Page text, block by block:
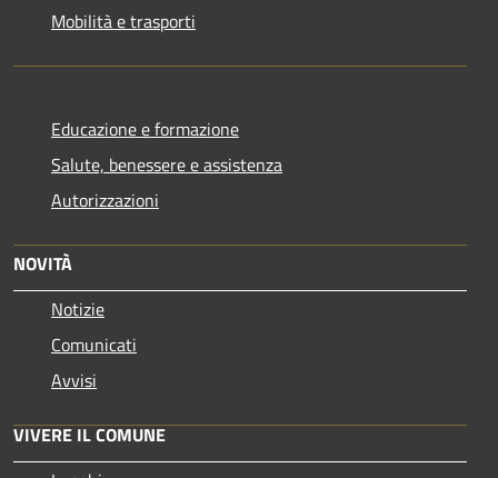
Mobilità e trasporti
Educazione e formazione
Salute, benessere e assistenza
Autorizzazioni
NOVITÀ
Notizie
Comunicati
Avvisi
VIVERE IL COMUNE